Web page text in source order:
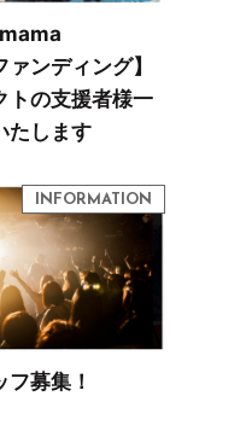
ンディング】
トの支援者様一
たします
募集！